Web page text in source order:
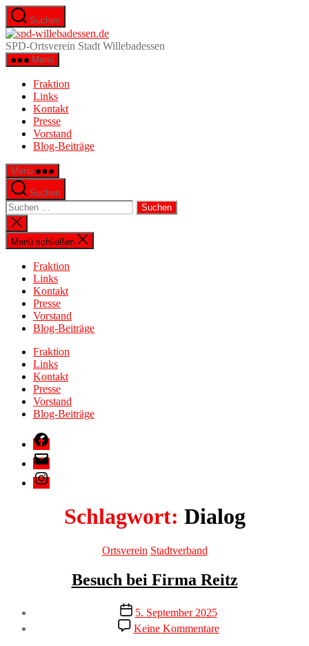
Zum
Inhalt
springen
Suchen
spd-
willebadessen.de
SPD-Ortsverein Stadt Willebadessen
Menü
Fraktion
Links
Kontakt
Presse
Vorstand
Blog-Beiträge
Menü
Suchen
Suche
nach:
Suche
schließen
Menü schließen
Fraktion
Links
Kontakt
Presse
Vorstand
Blog-Beiträge
Fraktion
Links
Kontakt
Presse
Vorstand
Blog-Beiträge
Facebook
E-
Mail
Instagram
Schlagwort: Dialog
Kategorien
Ortsverein Stadtverband
Besuch bei Firma Reitz
Veröffentlichungsdatum
5. September 2025
Keine Kommentarezu
Besuch